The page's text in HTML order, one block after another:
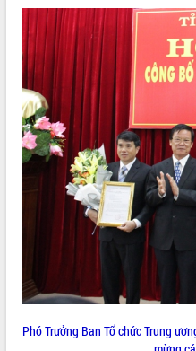
Lễ phát động chuỗi hoạt động chung
tay làm sạch môi trường
Xã Ea Kar bước chuyển mình trong
công tác cải cách hành chính mô hình
mới
UBND tỉnh họp báo định kỳ tháng 4
năm 2026
Hội thảo khoa học “Giải pháp thúc đẩy
phát triển nền kinh tế xanh tại tỉnh
Đắk Lắk”
Tăng cường giám sát, đôn đốc thực
hiện nhiệm vụ quản lý tài sản công
Tháo gỡ những vướng mắc, đẩy mạnh
công tác cải cách thủ tục hành chính
tại Trung tâm Phục vụ hành chính
công tỉnh
Đắk Lắk: Tôn vinh 46 giải pháp tại Hội
Phó Trưởng Ban Tổ chức Trung